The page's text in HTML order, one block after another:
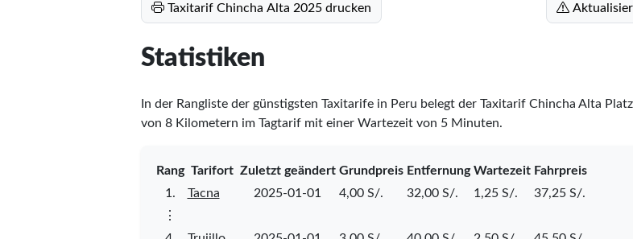
Taxitarif Chincha Alta 2025 drucken
Statistiken
In der Rangliste der günstigsten Taxitarife in Peru belegt der Taxitarif Chincha Alta Platz
von 8 Kilometern im Tagtarif mit einer Wartezeit von 5 Minuten.
Rang Tarifort Zuletzt geändert Grundpreis Entfernung Wartezeit Fahrpreis
1.
Tacna 2025-01-01 4,00 S/. 32,00 S/. 1,25 S/.
37,25 S/.
⋮